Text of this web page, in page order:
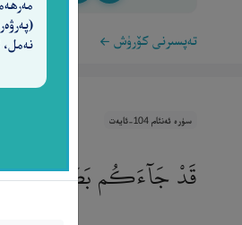
نەمل، 73-ئايەت]
تەپسىرنى كۆرۈش
سۈرە ئەنئام 104-ئايەت
قَدْ جَآءَكُم بَصَآئِرُ مِن